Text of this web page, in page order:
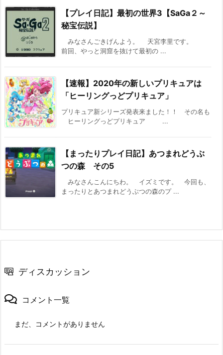
【プレイ日記】最初の世界3【SaGa２～
秘宝伝説】
みなさんごきげんよう。 天宮李里です。
前回、やっと洞窟を抜けて最初の ...
【速報】2020年の新しいプリキュアは
「ヒーリングっどプリキュア」
プリキュア新シリーズ発表来ました！！ その名も
ヒーリングっどプリキュア ...
【まったりプレイ日記】あつまれどうぶ
つの森 その5
みなさんこんにちわ。 イズミです。 今回も、
まったりとあつまれどうぶつの森のプ ...
ディスカッション
コメント一覧
まだ、コメントがありません